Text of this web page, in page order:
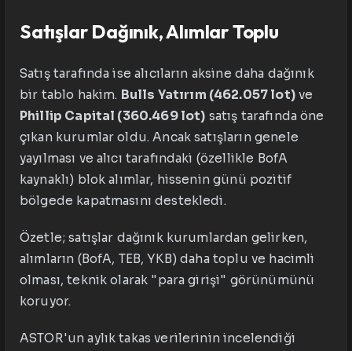
Satışlar Dağınık, Alımlar Toplu
Satış tarafında ise alıcıların aksine daha dağınık
bir tablo hakim. Bulls Yatırım (462.057 lot)ve
Phillip Capital (360.469 lot) satış tarafında öne
çıkan kurumlar oldu. Ancak satışların genele
yayılması ve alıcı tarafındaki (özellikle BofA
kaynaklı) blok alımlar, hissenin günü pozitif
bölgede kapatmasını destekledi.
Özetle; satışlar dağınık kurumlardan gelirken,
alımların (BofA, TEB, YKB) daha toplu ve hacimli
olması, teknik olarak "para girişi" görünümünü
koruyor.
ASTOR'un aylık takas verilerinin incelendiği